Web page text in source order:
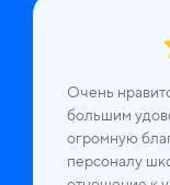
Очень
большим
огромную
персоналу